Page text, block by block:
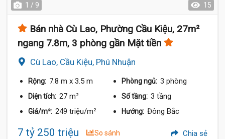
1 / 9 15
Bán nhà Cù Lao, Phường Cầu Kiệu, 27m²
ngang 7.8m, 3 phòng gần Mặt tiền
Cù Lao, Cầu Kiệu, Phú Nhuận
Rộng: 7.8 m x 3.5 m Phòng ngủ: 3 phòng
Diện tích: 27 m² Số tầng: 3 tầng
Giá/m²: 249 triệu/m² Hướng: Đông Bắc
7 tỷ 250 triệu So sánh Chia sẻ